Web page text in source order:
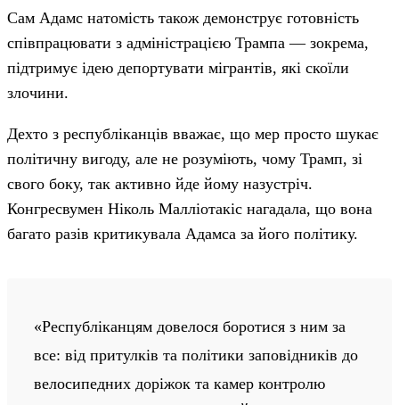
Сам Адамс натомість також демонструє готовність
співпрацювати з адміністрацією Трампа — зокрема,
підтримує ідею депортувати мігрантів, які скоїли
злочини.
Дехто з республіканців вважає, що мер просто шукає
політичну вигоду, але не розуміють, чому Трамп, зі
свого боку, так активно йде йому назустріч.
Конгресвумен Ніколь Малліотакіс нагадала, що вона
багато разів критикувала Адамса за його політику.
«Республіканцям довелося боротися з ним за
все: від притулків та політики заповідників до
велосипедних доріжок та камер контролю